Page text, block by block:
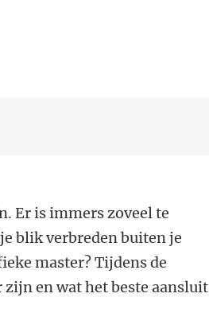
Er is immers zoveel te
blik verbreden buiten je
master? Tijdens de
en wat het beste aansluit